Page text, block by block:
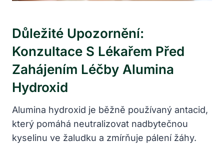
Důležité Upozornění:
Konzultace S Lékařem Před
Zahájením Léčby Alumina
Hydroxid
Alumina hydroxid je běžně používaný antacid,
který pomáhá neutralizovat nadbytečnou
kyselinu ve žaludku a zmírňuje pálení žáhy.